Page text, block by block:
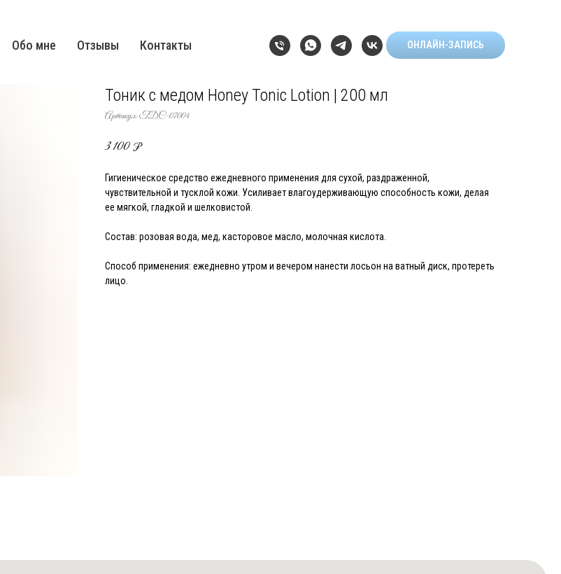
Обо мне Отзывы Контакты ОНЛАЙН-ЗАПИСЬ
Тоник с медом Honey Tonic Lotion | 200 мл
Артикул:TDC-07004
3 100 ₽
Гигиеническое средство ежедневного применения для сухой, раздраженной,
чувствительной и тусклой кожи. Усиливает влагоудерживающую способность кожи, делая
ее мягкой, гладкой и шелковистой.
Состав: розовая вода, мед, касторовое масло, молочная кислота.
Способ применения: ежедневно утром и вечером нанести лосьон на ватный диск, протереть
лицо.